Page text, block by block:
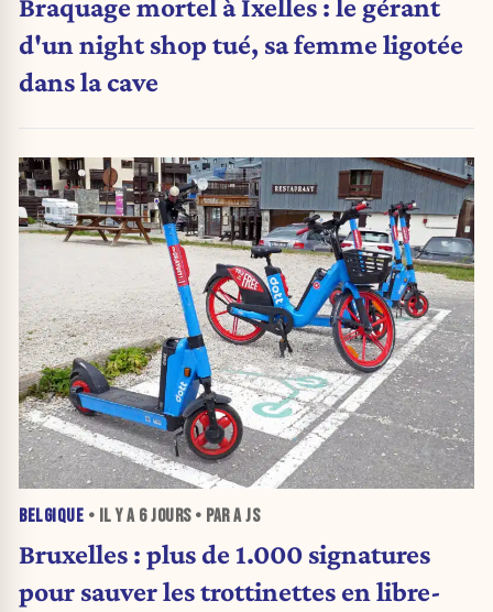
Braquage mortel à Ixelles : le gérant
d'un night shop tué, sa femme ligotée
dans la cave
BELGIQUE • IL Y A 6 JOURS• PAR A JS
Bruxelles : plus de 1.000 signatures
pour sauver les trottinettes en libre-